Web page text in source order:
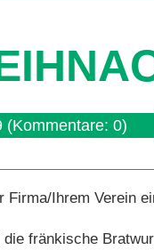
(Kommentare: 0)
Firma/Ihrem Verein
fränkische